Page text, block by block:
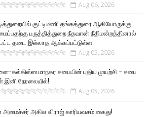
Aug 06, 2026
குட்டிமணி தங்கத்துரை ஆகியோருக்கு
பருத்தித்துறை நீதவான் நீதிமன்றத்தினால்
தடை இல்லாத ஆக்கப்பட்டுள்ள
Aug 05, 2026
மாநகர சபையின் புதிய முயற்சி – சபை
இனி நேரலையில்!
Aug 05, 2026
அகில விராஜ் காரியவசம் கைது!